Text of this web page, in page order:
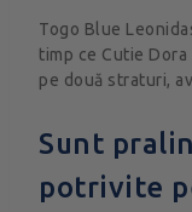
Togo Blue
timp ce Cutie
pe două straturi,
Sunt
potrivite